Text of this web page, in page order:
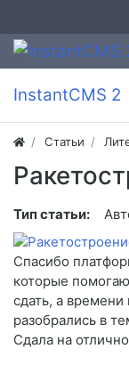
InstantCMS 2
Статьи
Тип статьи:
Спасибо
которые
сдать, а
разобрались в
Сдала на